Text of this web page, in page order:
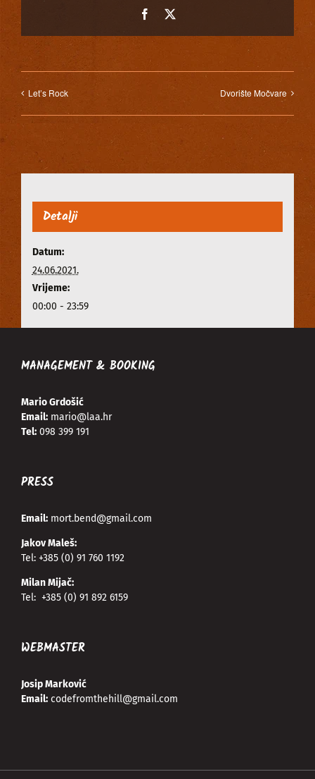
Facebook
Let’s Rock Dvorište Močvare
Detalji
Datum:
24.06.2021.
Vrijeme:
00:00 - 23:59
MANAGEMENT & BOOKING
Mario Grdošić
Email: mario@laa.hr
Tel: 098 399 191
PRESS
Email: mort.bend@gmail.com
Jakov Maleš:
Tel: +385 (0) 91 760 1192
Milan Mijač:
Tel: +385 (0) 91 892 6159
WEBMASTER
Josip Marković
Email: codefromthehill@gmail.com